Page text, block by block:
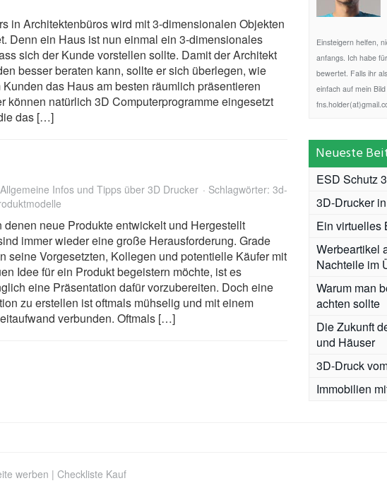
in Architektenbüros wird mit 3-dimensionalen Objekten
Denn ein Haus ist nun einmal ein 3-dimensionales
sich der Kunde vorstellen sollte. Damit der Architekt
besser beraten kann, sollte er sich überlegen, wie
Kunden das Haus am besten räumlich präsentieren
können natürlich 3D Computerprogramme eingesetzt
das […]
Allgemeine Infos und Tipps über 3D Drucker Schlagwörter: 3d-
denen neue Produkte entwickelt und Hergestellt
immer wieder eine große Herausforderung. Grade
seine Vorgesetzten, Kollegen und potentielle Käufer mit
Idee für ein Produkt begeistern möchte, ist es
eine Präsentation dafür vorzubereiten. Doch eine
zu erstellen ist oftmals mühselig und mit einem
verbunden. Oftmals […]
Einsteigern helfen,
anfangs. Ich habe
bewertet. Falls ihr
einfach auf mein
Neueste
ESD Schutz
3D-Drucker
Ein virtuelles
Werbeartikel
Nachteile im
Warum man
achten sollte
Die Zukunft
und Häuser
3D-Druck
Immobilien
werben | Checkliste Kauf